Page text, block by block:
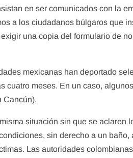
en ser comunicados con la
a los ciudadanos búlgaros que
una copia del formulario de no
mexicanas han deportado
cuatro meses. En un caso,
Cancún).
situación sin que se aclaren
sin derecho a un baño,
Las autoridades